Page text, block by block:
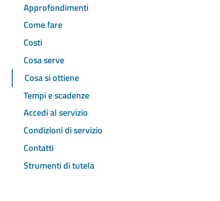
Approfondimenti
Come fare
Costi
Cosa serve
Cosa si ottiene
Tempi e scadenze
Accedi al servizio
Condizioni di servizio
Contatti
Strumenti di tutela